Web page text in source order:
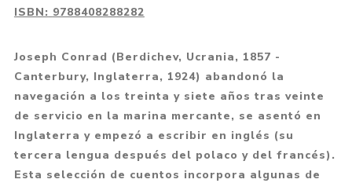
ISBN: 9788408288282
Joseph Conrad (Berdichev, Ucrania, 1857 -
Canterbury, Inglaterra, 1924) abandonó la
navegación a los treinta y siete años tras veinte
de servicio en la marina mercante, se asentó en
Inglaterra y empezó a escribir en inglés (su
tercera lengua después del polaco y del francés).
Esta selección de cuentos incorpora algunas de